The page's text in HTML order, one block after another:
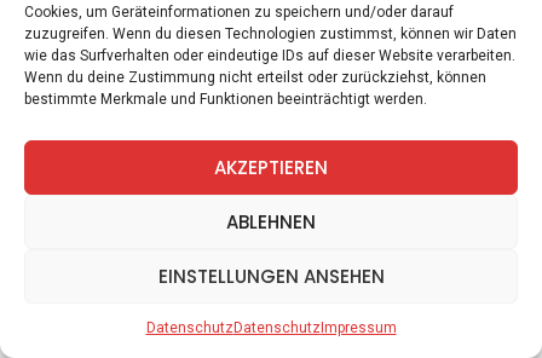
Cookies, um Geräteinformationen zu speichern und/oder darauf
zuzugreifen. Wenn du diesen Technologien zustimmst, können wir Daten
wie das Surfverhalten oder eindeutige IDs auf dieser Website verarbeiten.
Wenn du deine Zustimmung nicht erteilst oder zurückziehst, können
bestimmte Merkmale und Funktionen beeinträchtigt werden.
AKZEPTIEREN
ABLEHNEN
EINSTELLUNGEN ANSEHEN
DatenschutzDatenschutzImpressum
Spiele Zitate Kontakt Datenschutz Impressum